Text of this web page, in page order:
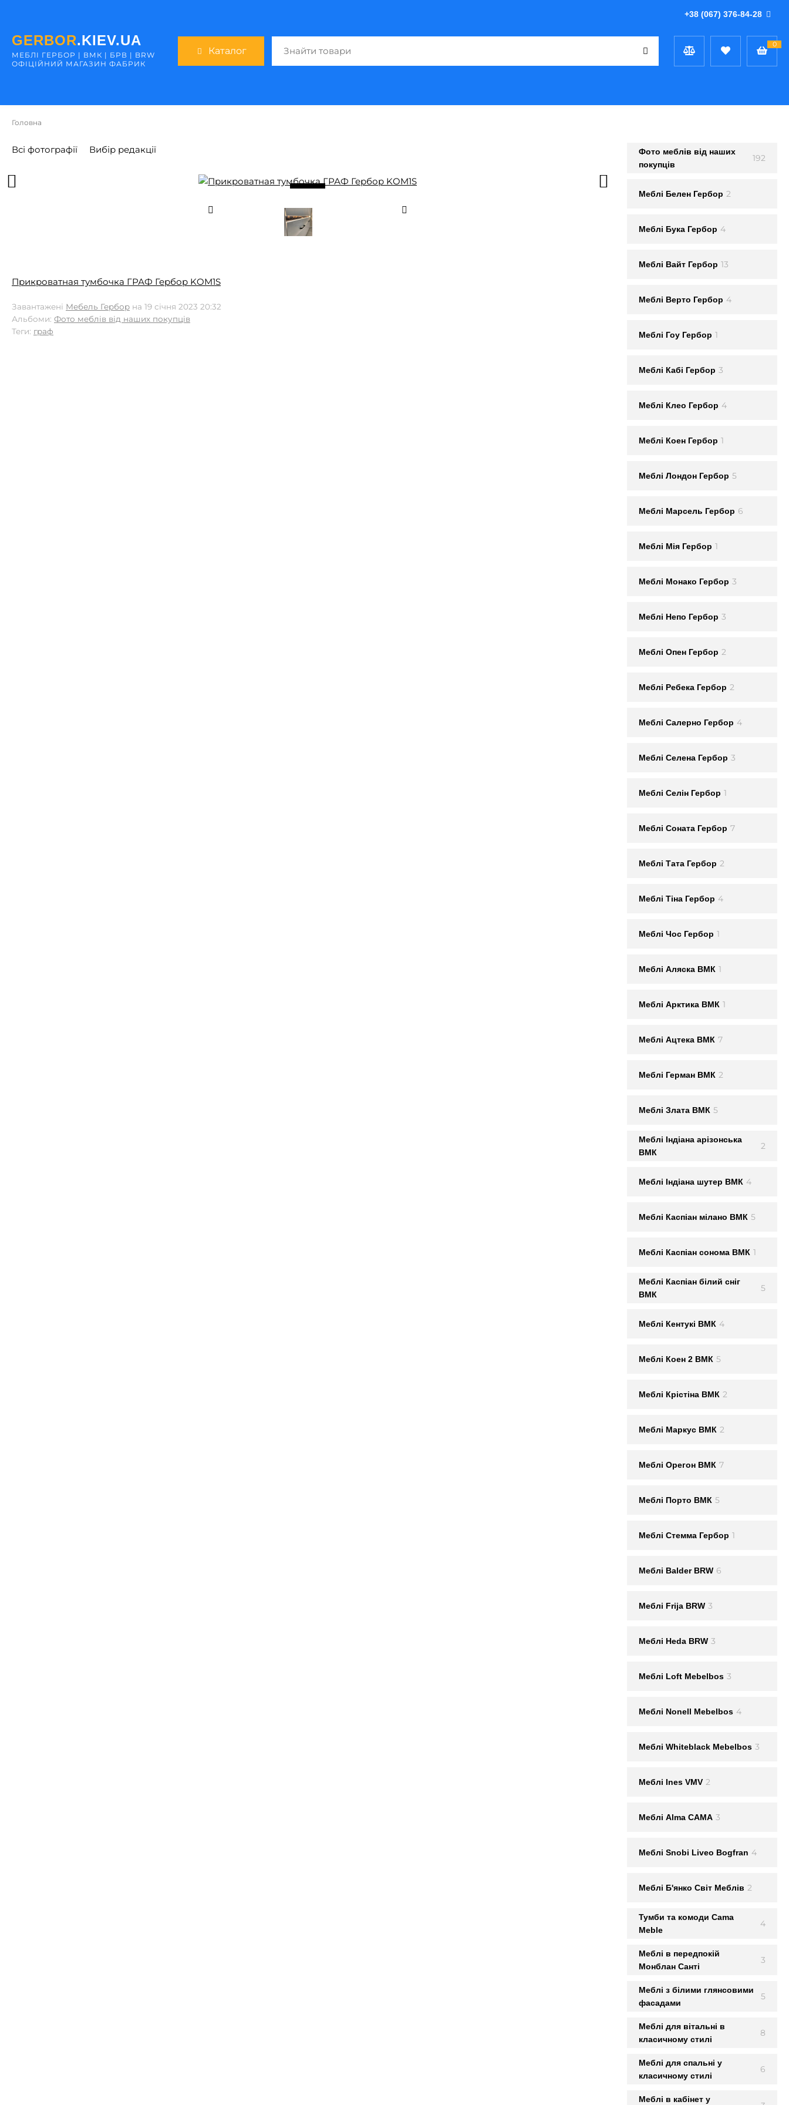
+38 (067) 376-84-28
GERBOR.KIEV.UA
МЕБЛI ГЕРБОР | ВМК | БРВ | BRW
ОФІЦІЙНИЙ МАГАЗИН ФАБРИК
Каталог
0
Головна
Всі фотографії Вибір редакції
Прикроватная тумбочка ГРАФ Гербор KOM1S
Завантажені Мебель Гербор на 19 січня 2023 20:32
Альбоми: Фото меблів від наших покупців
Теги: граф
Фото меблів від наших
покупців
192
Меблi Белен Гербор 2
Меблi Бука Гербор 4
Меблi Вайт Гербор 13
Меблi Верто Гербор 4
Меблi Гоу Гербор 1
Меблi Кабі Гербор 3
Меблi Клео Гербор 4
Меблi Коен Гербор 1
Меблi Лондон Гербор 5
Меблi Марсель Гербор 6
Меблi Мія Гербор 1
Меблi Монако Гербор 3
Меблi Непо Гербор 3
Меблi Опен Гербор 2
Меблi Ребека Гербор 2
Меблi Салерно Гербор 4
Меблi Селена Гербор 3
Меблi Селін Гербор 1
Меблi Соната Гербор 7
Меблi Тата Гербор 2
Меблi Тіна Гербор 4
Меблi Чос Гербор 1
Меблi Аляска ВМК 1
Меблi Арктика ВМК 1
Меблi Ацтека ВМК 7
Меблi Герман ВМК 2
Меблi Злата ВМК 5
Меблi Iндiана арiзонська
ВМК
2
Меблi Iндiана шутер ВМК 4
Меблi Каспiан мiлано ВМК 5
Меблi Каспiан сонома ВМК 1
Меблi Каспiан білий сніг
ВМК
5
Меблi Кентукi ВМК 4
Меблi Коен 2 ВМК 5
Меблi Крістіна ВМК 2
Меблi Маркус ВМК 2
Меблi Орегон ВМК 7
Меблi Порто ВМК 5
Меблi Стемма Гербор 1
Меблі Balder BRW 6
Меблі Frija BRW 3
Меблі Heda BRW 3
Меблі Loft Mebelbos 3
Меблі Nonell Mebelbos 4
Меблі Whiteblack Mebelbos 3
Меблi Ines VMV 2
Меблі Alma CAMA 3
Меблi Snobi Liveo Bogfran 4
Меблi Б'янко Світ Меблів 2
Тумби та комоди Cama
Meble
4
Меблі в передпокій
Монблан Сантi
3
Меблі з білими глянсовими
фасадами
5
Меблі для вітальні в
класичному стилі
8
Меблі для спальні у
класичному стилі
6
Меблі в кабінет у